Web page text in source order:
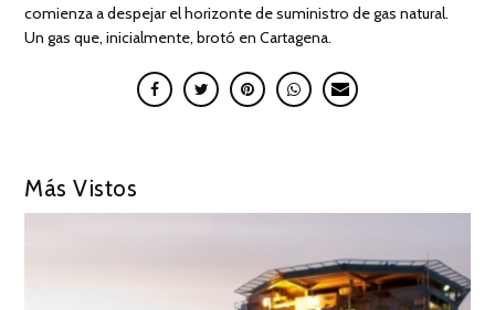
comienza a despejar el horizonte de suministro de gas natural.
Un gas que, inicialmente, brotó en Cartagena.
Más Vistos